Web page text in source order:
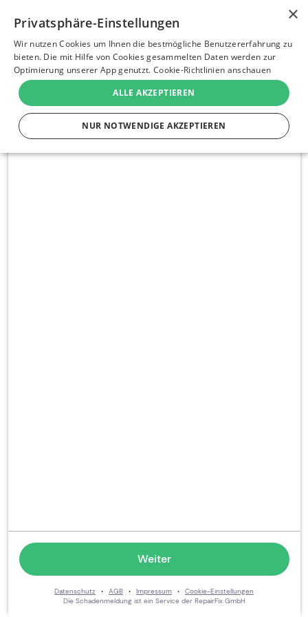
Sprache
Deutsch
English
Weiter
Datenschutz · AGB · Impressum ·
Cookie-Einstellungen
Die Schadenmeldung ist ein Service der RepairFix GmbH
×
Privatsphäre-Einstellungen
Wir nutzen Cookies um Ihnen die bestmögliche Benutzererfahrung zu
bieten. Die mit Hilfe von Cookies gesammelten Daten werden zur
Optimierung unserer App genutzt. Cookie-Richtlinien anschauen
ALLE AKZEPTIEREN
NUR NOTWENDIGE AKZEPTIEREN